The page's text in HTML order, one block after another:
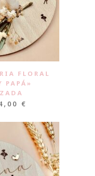
FLORAL
PAPÁ»
€